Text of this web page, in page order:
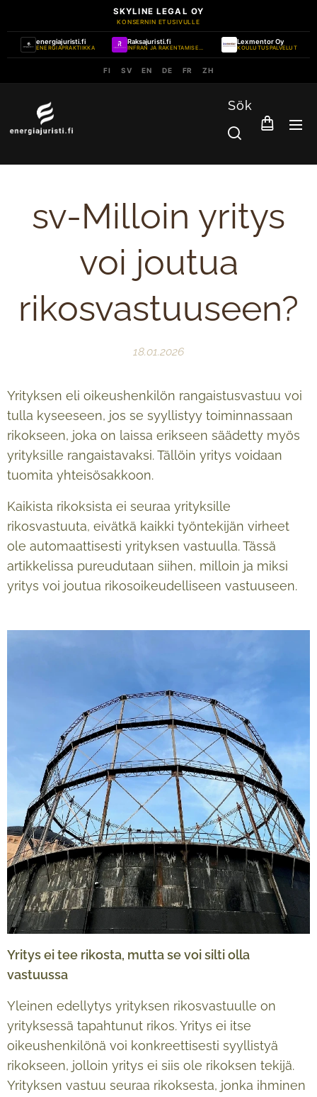
SKYLINE LEGAL OY
KONSERNIN ETUSIVULLE
energiajuristi.fi
ENERGIAPRAKTIIKKA
Raksajuristi.fi
INFRAN JA RAKENTAMISEN PRAKTIIKKA
Lexmentor Oy
KOULUTUSPALVELUT
FI SV EN DE FR ZH
Sök
sv-Milloin yritys
voi joutua
rikosvastuuseen?
18.01.2026
Yrityksen eli oikeushenkilön rangaistusvastuu voi
tulla kyseeseen, jos se syyllistyy toiminnassaan
rikokseen, joka on laissa erikseen säädetty myös
yrityksille rangaistavaksi. Tällöin yritys voidaan
tuomita yhteisösakkoon.
Kaikista rikoksista ei seuraa yrityksille
rikosvastuuta, eivätkä kaikki työntekijän virheet
ole automaattisesti yrityksen vastuulla. Tässä
artikkelissa pureudutaan siihen, milloin ja miksi
yritys voi joutua rikosoikeudelliseen vastuuseen.
Yritys ei tee rikosta, mutta se voi silti olla
vastuussa
Yleinen edellytys yrityksen rikosvastuulle on
yrityksessä tapahtunut rikos. Yritys ei itse
oikeushenkilönä voi konkreettisesti syyllistyä
rikokseen, jolloin yritys ei siis ole rikoksen tekijä.
Yrityksen vastuu seuraa rikoksesta, jonka ihminen